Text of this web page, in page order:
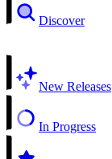
Discover
New Releases
In Progress